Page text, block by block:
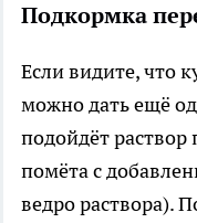
Подкормка
Если видите, что
можно дать ещё
подойдёт раствор
помёта с
ведро раствора).